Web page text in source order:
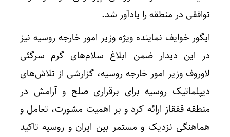
توافقی در منطقه را یادآور شد.
ایگور خوایف نماینده ویژه وزیر امور خارجه روسیه نیز
در این دیدار ضمن ابلاغ سلام‌های گرم سرگئی
لاوروف وزیر امور خارجه روسیه، گزارشی از تلاش‌های
دیپلماتیک روسیه برای برقراری صلح و آرامش در
منطقه قفقاز ارائه کرد و بر اهمیت مشورت، تعامل و
هماهنگی نزدیک و مستمر بین ایران و روسیه تاکید